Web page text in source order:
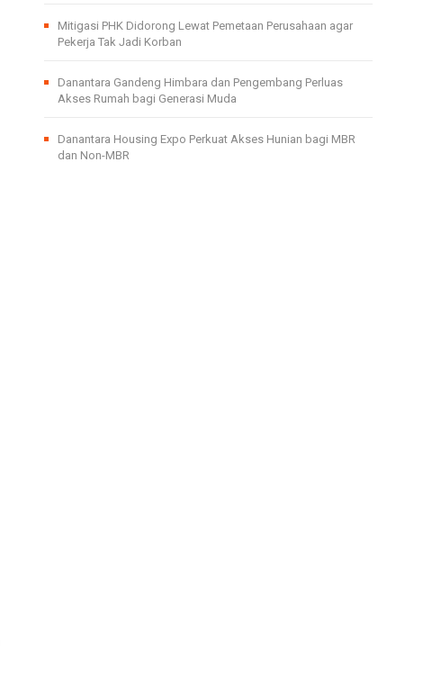
Mitigasi PHK Didorong Lewat Pemetaan Perusahaan agar
Pekerja Tak Jadi Korban
Danantara Gandeng Himbara dan Pengembang Perluas
Akses Rumah bagi Generasi Muda
Danantara Housing Expo Perkuat Akses Hunian bagi MBR
dan Non-MBR